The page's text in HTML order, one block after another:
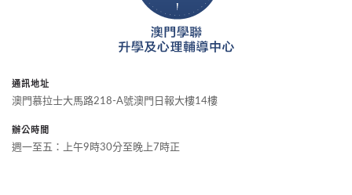
通訊地址
澳門慕拉士大馬路218-A號澳門日報大樓14樓
辦公時間
週一至五：上午9時30分至晚上7時正